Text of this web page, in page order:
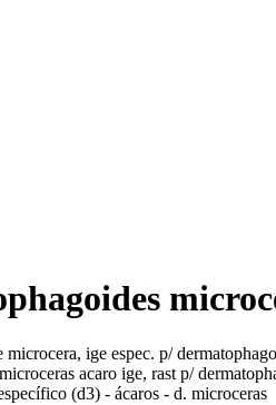
ige espec. p/
acaro ige, rast p/
(d3) - ácaros - d. microceras